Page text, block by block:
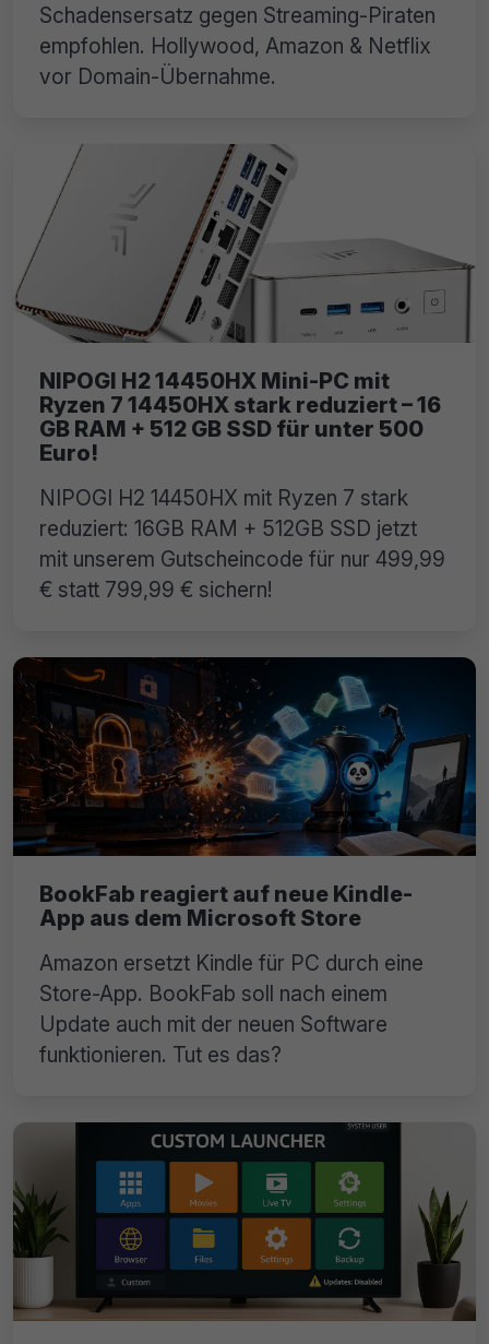
Schadensersatz gegen Streaming-Piraten
empfohlen. Hollywood, Amazon & Netflix
vor Domain-Übernahme.
NIPOGI H2 14450HX Mini-PC mit
Ryzen 7 14450HX stark reduziert – 16
GB RAM + 512 GB SSD für unter 500
Euro!
NIPOGI H2 14450HX mit Ryzen 7 stark
reduziert: 16GB RAM + 512GB SSD jetzt
mit unserem Gutscheincode für nur 499,99
€ statt 799,99 € sichern!
BookFab reagiert auf neue Kindle-
App aus dem Microsoft Store
Amazon ersetzt Kindle für PC durch eine
Store-App. BookFab soll nach einem
Update auch mit der neuen Software
funktionieren. Tut es das?